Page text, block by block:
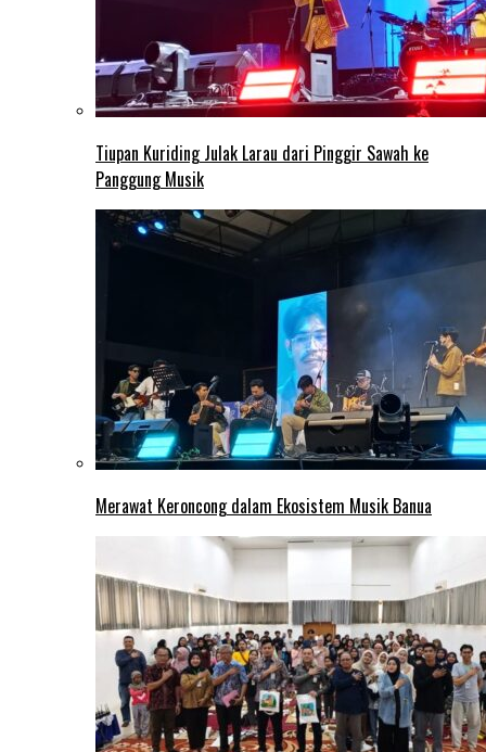
Tiupan Kuriding Julak Larau dari Pinggir Sawah ke
Panggung Musik
Merawat Keroncong dalam Ekosistem Musik Banua